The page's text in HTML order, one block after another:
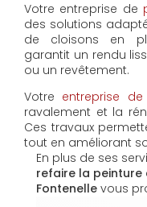
Votre entreprise de
des solutions
de cloisons en
garantit un rendu
ou un revêtement.
Votre entreprise
ravalement et la
Ces travaux
tout en améliorant
En plus de ses
refaire la peinture
Fontenelle vous